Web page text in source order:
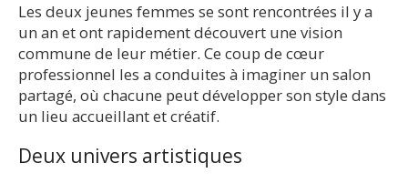
Les deux jeunes femmes se sont rencontrées il y a
un an et ont rapidement découvert une vision
commune de leur métier. Ce coup de cœur
professionnel les a conduites à imaginer un salon
partagé, où chacune peut développer son style dans
un lieu accueillant et créatif.
Deux univers artistiques